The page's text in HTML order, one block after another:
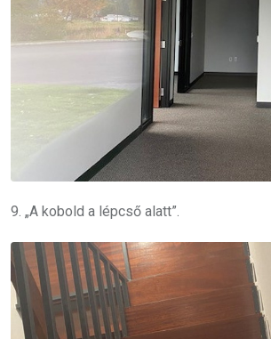
9. „A kobold a lépcső alatt”.